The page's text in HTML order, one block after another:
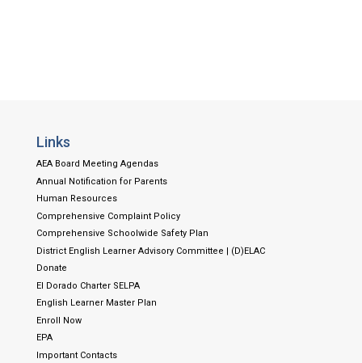
Links
AEA Board Meeting Agendas
Annual Notification for Parents
Human Resources
Comprehensive Complaint Policy
Comprehensive Schoolwide Safety Plan
District English Learner Advisory Committee | (D)ELAC
Donate
El Dorado Charter SELPA
English Learner Master Plan
Enroll Now
EPA
Important Contacts